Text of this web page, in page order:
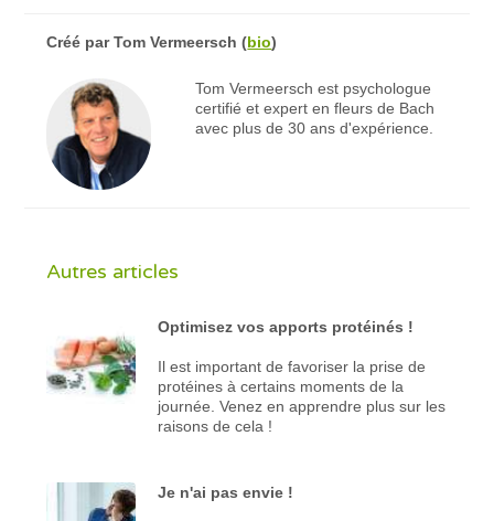
Créé parTom Vermeersch (bio)
Tom Vermeersch est psychologue
certifié et expert en fleurs de Bach
avec plus de 30 ans d'expérience.
Autres articles
Optimisez vos apports protéinés !
Il est important de favoriser la prise de
protéines à certains moments de la
journée. Venez en apprendre plus sur les
raisons de cela !
Je n'ai pas envie !